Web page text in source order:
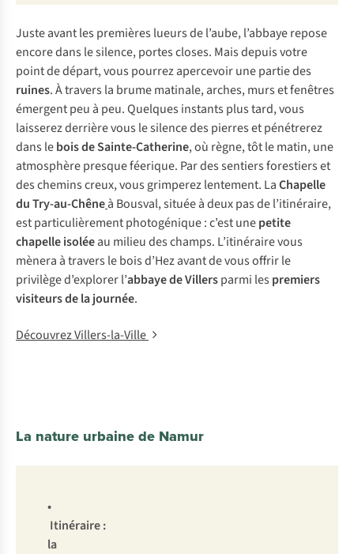
Juste avant les premières lueurs de l’aube, l’abbaye repose
encore dans le silence, portes closes. Mais depuis votre
point de départ, vous pourrez apercevoir une partie des
ruines. À travers la brume matinale, arches, murs et fenêtres
émergent peu à peu. Quelques instants plus tard, vous
laisserez derrière vous le silence des pierres et pénétrerez
dans lebois de Sainte-Catherine, où règne, tôt le matin, une
atmosphère presque féerique. Par des sentiers forestiers et
des chemins creux, vous grimperez lentement. LaChapelle
du Try-au-Chêneà Bousval, située à deux pas de l’itinéraire,
est particulièrement photogénique : c’est unepetite
chapelle isoléeau milieu des champs. L’itinéraire vous
mènera à travers le bois d’Hez avant de vous offrir le
privilège d’explorer l’abbaye de Villersparmi les premiers
visiteurs de la journée.
Découvrez Villers-la-Ville
La nature urbaine de Namur
•
Itinéraire :
la